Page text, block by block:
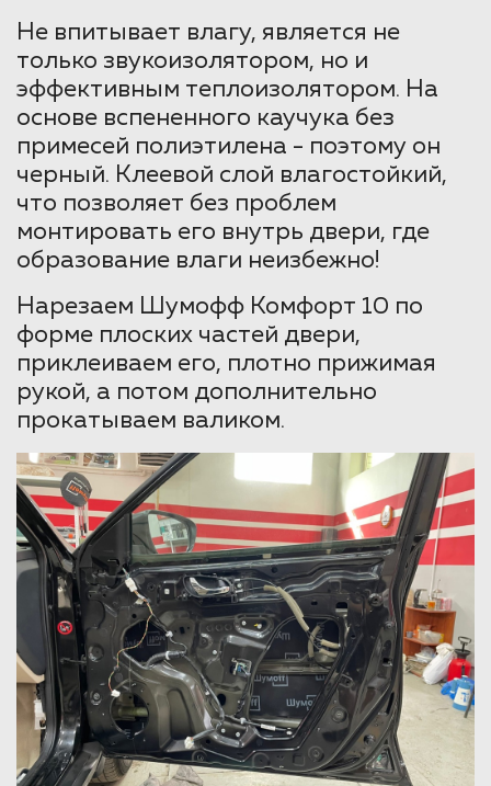
Не впитывает влагу, является не
только звукоизолятором, но и
эффективным теплоизолятором. На
основе вспененного каучука без
примесей полиэтилена - поэтому он
черный. Клеевой слой влагостойкий,
что позволяет без проблем
монтировать его внутрь двери, где
образование влаги неизбежно!
Нарезаем Шумофф Комфорт 10 по
форме плоских частей двери,
приклеиваем его, плотно прижимая
рукой, а потом дополнительно
прокатываем валиком.